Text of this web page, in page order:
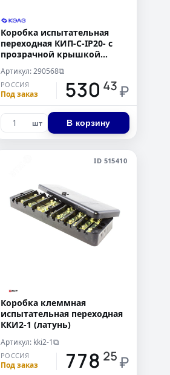
Коробка испытательная
переходная КИП-С-IP20- с
прозрачной крышкой
Артикул: 290568⧉
РОССИЯ
Под заказ 530 43₽
шт В корзину
ID 515410
Коробка клеммная
испытательная переходная
ККИ2-1 (латунь)
Артикул: kki2-1⧉
РОССИЯ
Под заказ 778 25₽